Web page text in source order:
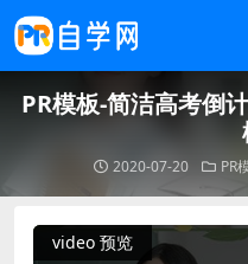
PR模板-简洁高考倒
2020-07-20 PR
video 预览